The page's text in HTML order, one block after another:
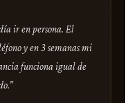
ir en persona. El
y en 3 semanas mi
funciona igual de